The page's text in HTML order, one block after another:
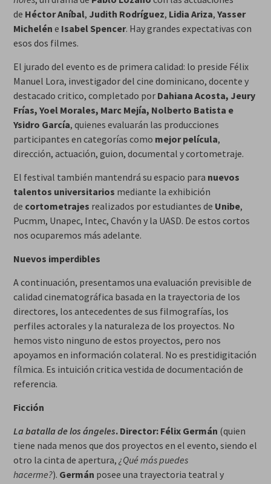
de Héctor Aníbal, Judith Rodríguez, Lidia Ariza, Yasser
Michelén e Isabel Spencer. Hay grandes expectativas con
esos dos filmes.
El jurado del evento es de primera calidad: lo preside Félix
Manuel Lora, investigador del cine dominicano, docente y
destacado critico, completado por Dahiana Acosta, Jeury
Frías, Yoel Morales, Marc Mejía, Nolberto Batista e
Ysidro García, quienes evaluarán las producciones
participantes en categorías como mejor película,
dirección, actuación, guion, documental y cortometraje.
El festival también mantendrá su espacio para nuevos
talentos universitarios mediante la exhibición
de cortometrajes realizados por estudiantes de Unibe,
Pucmm, Unapec, Intec, Chavón y la UASD. De estos cortos
nos ocuparemos más adelante.
Nuevos imperdibles
A continuación, presentamos una evaluación previsible de
calidad cinematográfica basada en la trayectoria de los
directores, los antecedentes de sus filmografías, los
perfiles actorales y la naturaleza de los proyectos. No
hemos visto ninguno de estos proyectos, pero nos
apoyamos en información colateral. No es prestidigitación
fílmica. Es intuición critica vestida de documentación de
referencia.
Ficción
La batalla de los ángeles. Director: Félix Germán (quien
tiene nada menos que dos proyectos en el evento, siendo el
otro la cinta de apertura, ¿Qué más puedes
hacerme?). Germán posee una trayectoria teatral y